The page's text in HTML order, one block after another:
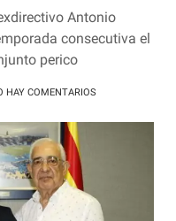
Antonio
consecutiva el
perico
HAY COMENTARIOS